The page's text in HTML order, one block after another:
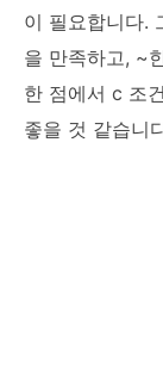
이 필요합니다.
을 만족하고, ~
한 점에서 c 조
좋을 것 같습니